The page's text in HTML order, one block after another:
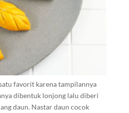
favorit karena tampilannya
dibentuk lonjong lalu diberi
daun. Nastar daun cocok